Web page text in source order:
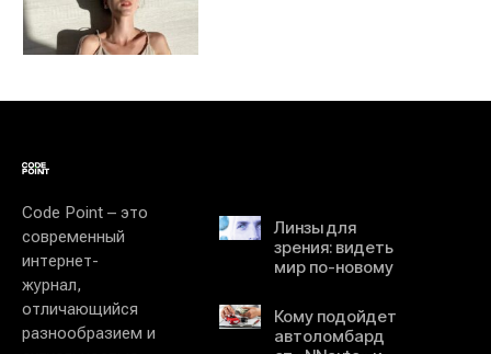
Code Point – это
современный
интернет-
журнал,
отличающийся
разнообразием и
Линзы для
зрения: видеть
мир по-новому
Кому подойдет
автоломбард